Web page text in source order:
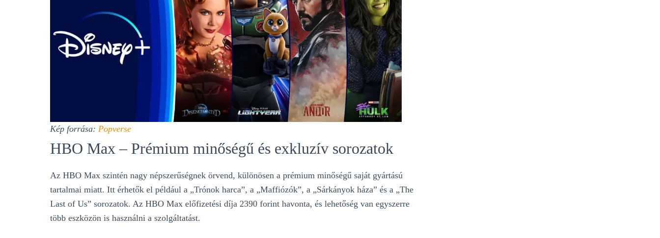
Kép forrása: Popverse
HBO Max – Prémium minőségű és exkluzív sorozatok
Az HBO Max szintén nagy népszerűségnek örvend, különösen a prémium minőségű saját gyártású
tartalmai miatt. Itt érhetők el például a „Trónok harca”, a „Maffiózók”, a „Sárkányok háza” és a „The
Last of Us” sorozatok. Az HBO Max előfizetési díja 2390 forint havonta, és lehetőség van egyszerre
több eszközön is használni a szolgáltatást​.